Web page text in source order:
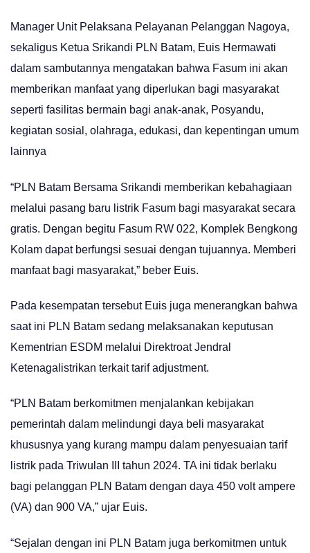
Manager Unit Pelaksana Pelayanan Pelanggan Nagoya,
sekaligus Ketua Srikandi PLN Batam, Euis Hermawati
dalam sambutannya mengatakan bahwa Fasum ini akan
memberikan manfaat yang diperlukan bagi masyarakat
seperti fasilitas bermain bagi anak-anak, Posyandu,
kegiatan sosial, olahraga, edukasi, dan kepentingan umum
lainnya
“PLN Batam Bersama Srikandi memberikan kebahagiaan
melalui pasang baru listrik Fasum bagi masyarakat secara
gratis. Dengan begitu Fasum RW 022, Komplek Bengkong
Kolam dapat berfungsi sesuai dengan tujuannya. Memberi
manfaat bagi masyarakat,” beber Euis.
Pada kesempatan tersebut Euis juga menerangkan bahwa
saat ini PLN Batam sedang melaksanakan keputusan
Kementrian ESDM melalui Direktroat Jendral
Ketenagalistrikan terkait tarif adjustment.
“PLN Batam berkomitmen menjalankan kebijakan
pemerintah dalam melindungi daya beli masyarakat
khususnya yang kurang mampu dalam penyesuaian tarif
listrik pada Triwulan III tahun 2024. TA ini tidak berlaku
bagi pelanggan PLN Batam dengan daya 450 volt ampere
(VA) dan 900 VA,” ujar Euis.
“Sejalan dengan ini PLN Batam juga berkomitmen untuk